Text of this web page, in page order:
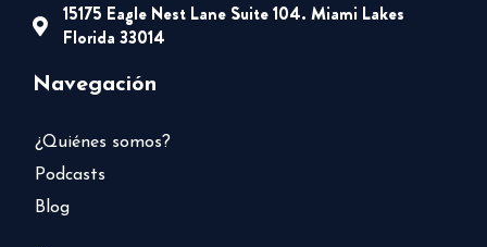
15175 Eagle Nest Lane Suite 104. Miami Lakes
Florida 33014
Navegación
¿Quiénes somos?
Podcasts
Blog